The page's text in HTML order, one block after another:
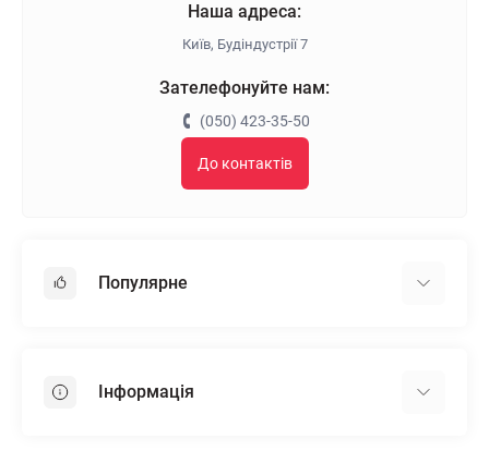
Наша адреса:
Київ, Будіндустрії 7
Зателефонуйте нам:
(050) 423-35-50
До контактів
Популярне
Пінопласт
Інформація